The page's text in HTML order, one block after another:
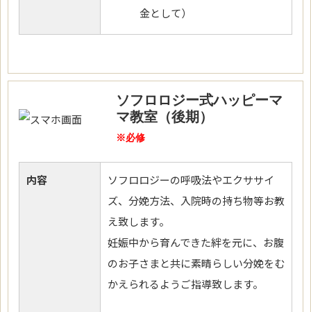
金として）
ソフロロジー式ハッピーマ
マ教室（後期）
※必修
内容
ソフロロジーの呼吸法やエクササイ
ズ、分娩方法、入院時の持ち物等お教
え致します。
妊娠中から育んできた絆を元に、お腹
のお子さまと共に素晴らしい分娩をむ
かえられるようご指導致します。